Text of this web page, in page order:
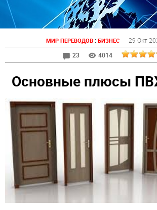
МИР ПЕРЕВОДОВ: БИЗНЕС 29 Окт
23
4014
Основные плюсы